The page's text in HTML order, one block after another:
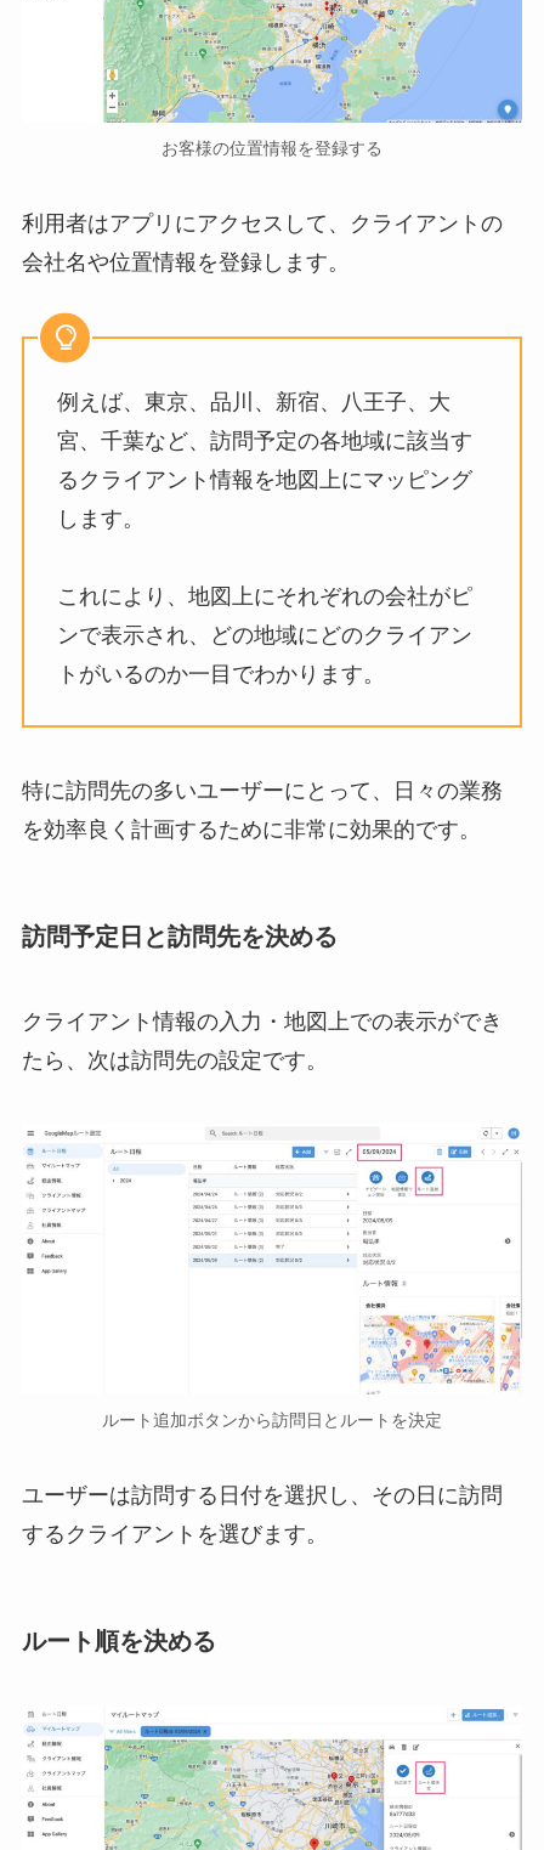
お客様の位置情報を登録する
利用者はアプリにアクセスして、クライアントの
会社名や位置情報を登録します。
例えば、東京、品川、新宿、八王子、大
宮、千葉など、訪問予定の各地域に該当す
るクライアント情報を地図上にマッピング
します。
これにより、地図上にそれぞれの会社がピ
ンで表示され、どの地域にどのクライアン
トがいるのか一目でわかります。
特に訪問先の多いユーザーにとって、日々の業務
を効率良く計画するために非常に効果的です。
訪問予定日と訪問先を決める
クライアント情報の入力・地図上での表示ができ
たら、次は訪問先の設定です。
ルート追加ボタンから訪問日とルートを決定
ユーザーは訪問する日付を選択し、その日に訪問
するクライアントを選びます。
ルート順を決める